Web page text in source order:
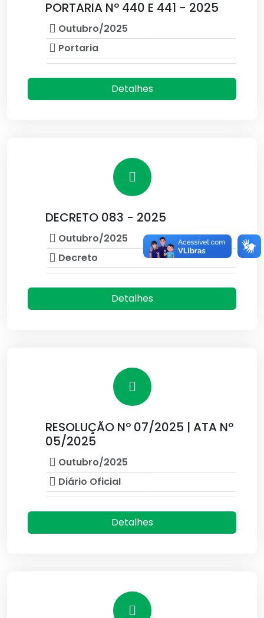
PORTARIA Nº 440 E 441 - 2025
Outubro/2025
Portaria
Detalhes
DECRETO 083 - 2025
Outubro/2025
Decreto
Detalhes
RESOLUÇÃO Nº 07/2025 | ATA Nº
05/2025
Outubro/2025
Diário Oficial
Detalhes